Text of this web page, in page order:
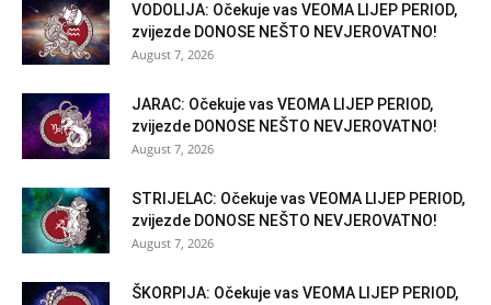
VODOLIJA: Očekuje vas VEOMA LIJEP PERIOD,
zvijezde DONOSE NEŠTO NEVJEROVATNO!
August 7, 2026
JARAC: Očekuje vas VEOMA LIJEP PERIOD,
zvijezde DONOSE NEŠTO NEVJEROVATNO!
August 7, 2026
STRIJELAC: Očekuje vas VEOMA LIJEP PERIOD,
zvijezde DONOSE NEŠTO NEVJEROVATNO!
August 7, 2026
ŠKORPIJA: Očekuje vas VEOMA LIJEP PERIOD,